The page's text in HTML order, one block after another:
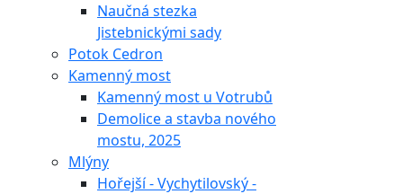
Naučná stezka
Jistebnickými sady
Potok Cedron
Kamenný most
Kamenný most u Votrubů
Demolice a stavba nového
mostu, 2025
Mlýny
Hořejší - Vychytilovský -